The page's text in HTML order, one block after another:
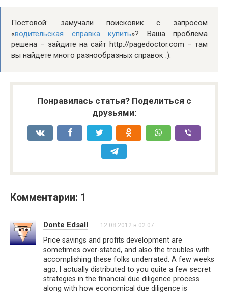
Постовой: замучали поисковик с запросом
«водительская справка купить»? Ваша проблема
решена – зайдите на сайт http://pagedoctor.com – там
вы найдете много разнообразных справок :).
Понравилась статья? Поделиться с
друзьями:
Комментарии: 1
Donte Edsall 12.08.2012 в 02:07
Price savings and profits development are
sometimes over-stated, and also the troubles with
accomplishing these folks underrated. A few weeks
ago, I actually distributed to you quite a few secret
strategies in the financial due diligence process
along with how economical due diligence is